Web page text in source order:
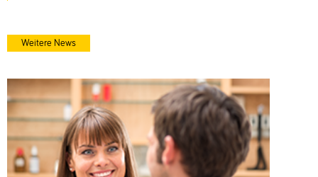
Weitere News